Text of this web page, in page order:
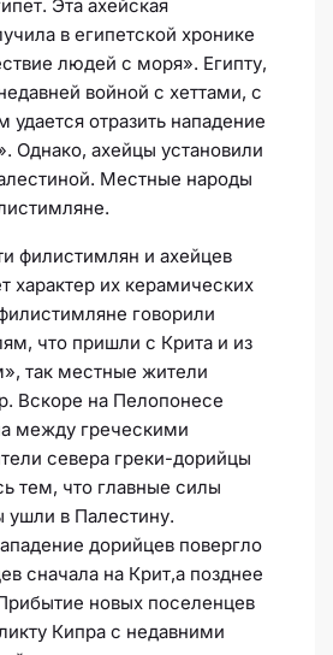
Эта ахейская
в египетской хронике
людей с моря». Египту,
войной с хеттами, с
отразить нападение
Однако, ахейцы установили
Местные народы
филистимлян и ахейцев
характер их керамических
говорили
что пришли с Крита и из
так местные жители
Вскоре на Пелопонесе
между греческими
севера греки-дорийцы
тем, что главные силы
ушли в Палестину.
дорийцев повергло
сначала на Крит,а позднее
новых поселенцев
Кипра с недавними